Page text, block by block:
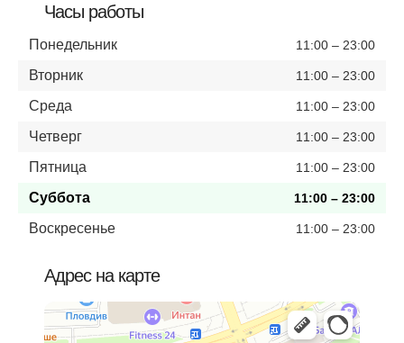
Часы работы
Понедельник 11:00 – 23:00
Вторник 11:00 – 23:00
Среда 11:00 – 23:00
Четверг 11:00 – 23:00
Пятница 11:00 – 23:00
Суббота 11:00 – 23:00
Воскресенье 11:00 – 23:00
Адрес на карте